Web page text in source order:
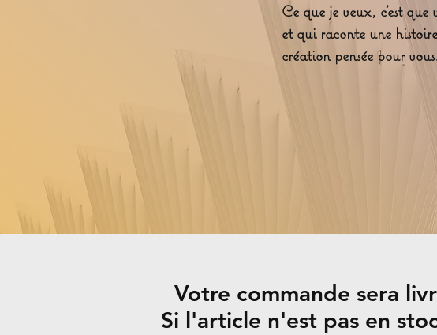
Ce que je veux, c’est
et qui raconte une
création pensée pour vous.
Votre commande sera
Si l'article n'est pas en